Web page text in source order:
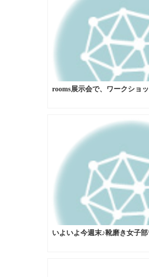
rooms展示会で、ワークショ
いよいよ今週末♪靴磨き女子